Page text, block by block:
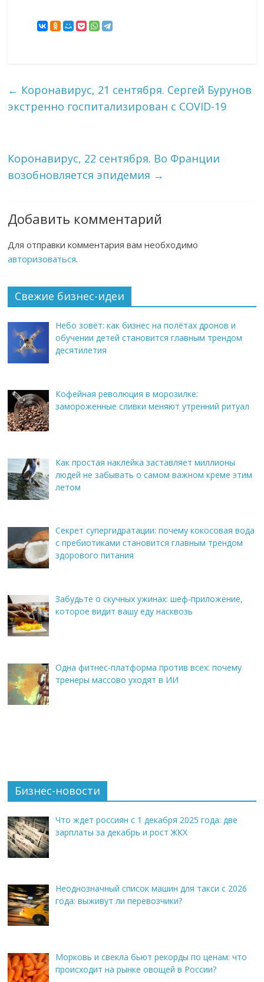
← Коронавирус, 21 сентября. Сергей Бурунов
экстренно госпитализирован с COVID-19
Коронавирус, 22 сентября. Во Франции
возобновляется эпидемия →
Добавить комментарий
Для отправки комментария вам необходимо
авторизоваться.
Свежие бизнес-идеи
Небо зовёт: как бизнес на полётах дронов и
обучении детей становится главным трендом
десятилетия
Кофейная революция в морозилке:
замороженные сливки меняют утренний ритуал
Как простая наклейка заставляет миллионы
людей не забывать о самом важном креме этим
летом
Секрет супергидратации: почему кокосовая вода
с пребиотиками становится главным трендом
здорового питания
Забудьте о скучных ужинах: шеф-приложение,
которое видит вашу еду насквозь
Одна фитнес-платформа против всех: почему
тренеры массово уходят в ИИ
Бизнес-новости
Что ждет россиян с 1 декабря 2025 года: две
зарплаты за декабрь и рост ЖКХ
Неоднозначный список машин для такси с 2026
года: выживут ли перевозчики?
Морковь и свекла бьют рекорды по ценам: что
происходит на рынке овощей в России?